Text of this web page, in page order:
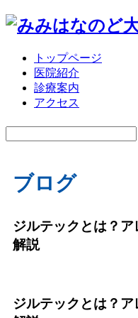
トップページ
医院紹介
診療案内
アクセス
ブログ
ジルテックとは？
解説
ジルテックとは？